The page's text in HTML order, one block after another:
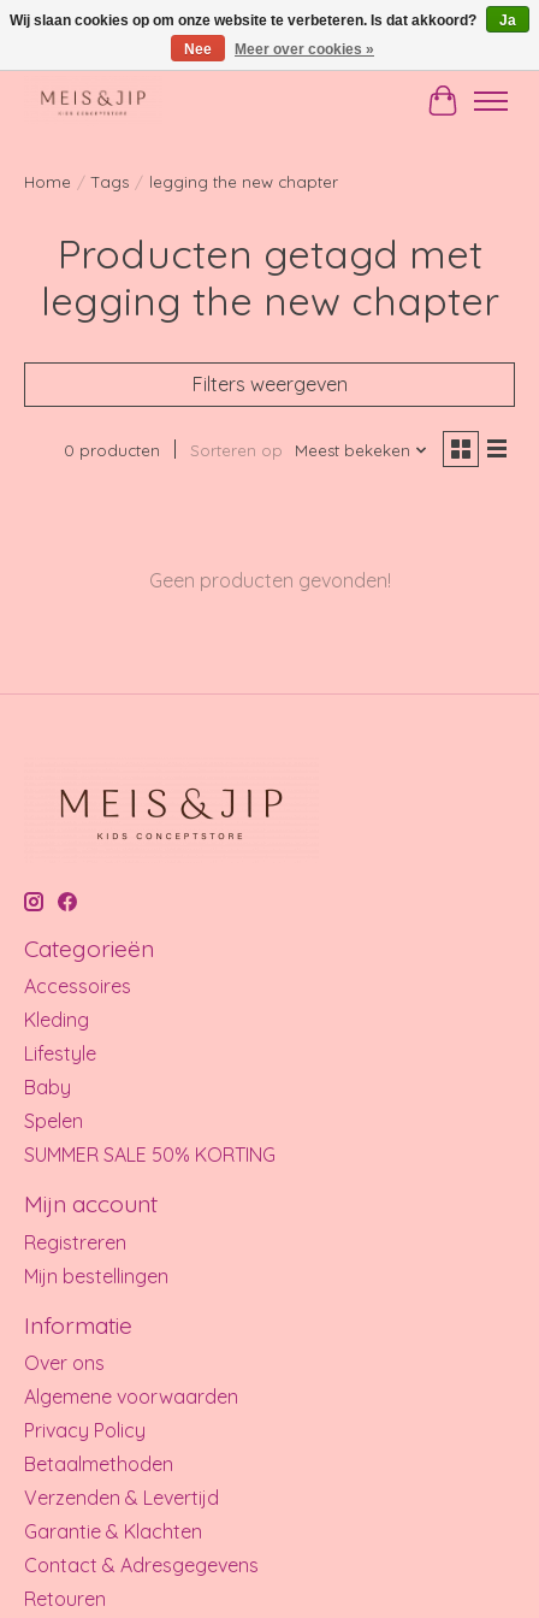
Gratis verzending in NL vanaf €150
Home / Tags / legging the new chapter
Producten getagd met
legging the new chapter
Filters weergeven
0 producten Sorteren op Meest bekeken
Geen producten gevonden!
Categorieën
Accessoires
Kleding
Lifestyle
Baby
Spelen
SUMMER SALE 50% KORTING
Mijn account
Registreren
Mijn bestellingen
Informatie
Over ons
Algemene voorwaarden
Privacy Policy
Betaalmethoden
Verzenden & Levertijd
Garantie & Klachten
Contact & Adresgegevens
Retouren
Wij slaan cookies op om onze website te verbeteren. Is dat akkoord?
Ja
Nee
Meer over cookies »